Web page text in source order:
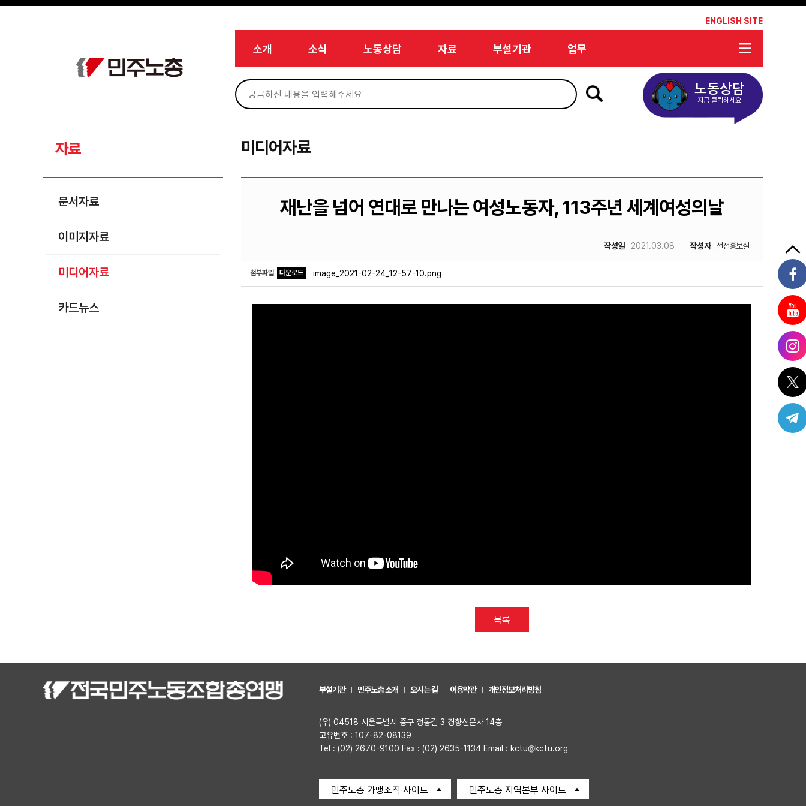
메뉴 건너뛰기
ENGLISH SITE
소개 소식 노동상담 자료 부설기관 업무
노동상담
지금 클릭하세요
자료
문서자료
이미지자료
미디어자료
카드뉴스
미디어자료
재난을 넘어 연대로 만나는 여성노동자, 113주년 세계여성의날
작성일 2021.03.08 작성자 선전홍보실
첨부파일 다운로드 image_2021-02-24_12-57-10.png
목록
부설기관 민주노총 소개 오시는 길 이용약관 개인정보처리방침
(우) 04518 서울특별시 중구 정동길 3 경향신문사 14층
고유번호 : 107-82-08139
Tel : (02) 2670-9100 Fax : (02) 2635-1134 Email : kctu@kctu.org
민주노총 가맹조직 사이트 민주노총 지역본부 사이트
Sketchbook5, 스케치북5
Sketchbook5, 스케치북5